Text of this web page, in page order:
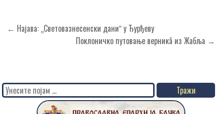
Кретање
← Најава: „Световазнесенски даниˮ у Ђурђеву
Поклоничко путовање верникâ из Жабља →
Search
for: